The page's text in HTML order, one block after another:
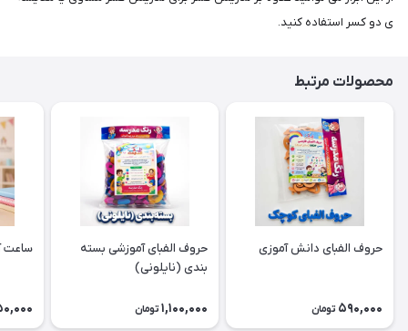
ی دو کسر استفاده کنید.
محصولات مرتبط
حروف الفبای دانش آموزی
590,000 تومان
حروف الفبای آموزشی بسته
بندی (نایلونی)
1,100,000 تومان
ساعت